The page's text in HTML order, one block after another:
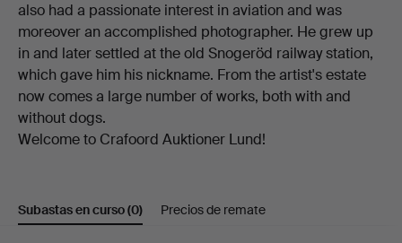
also had a passionate interest in aviation and was
moreover an accomplished photographer. He grew up
in and later settled at the old Snogeröd railway station,
which gave him his nickname. From the artist's estate
now comes a large number of works, both with and
without dogs.
Welcome to Crafoord Auktioner Lund!
Subastas en curso(0) Precios de remate